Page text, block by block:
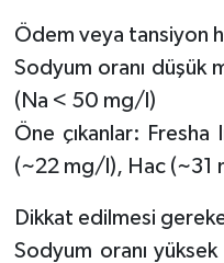
Ödem veya tansiyon
Sodyum oranı düşük
(Na < 50 mg/l)
Öne çıkanlar:
(~22 mg/l), Hac (~31
Dikkat edilmesi
Sodyum oranı